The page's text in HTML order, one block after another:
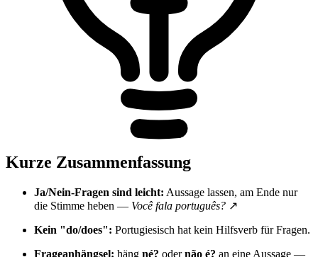
Kurze Zusammenfassung
Ja/Nein-Fragen sind leicht: Aussage lassen, am Ende nur
die Stimme heben — Você fala português? ↗
Kein "do/does": Portugiesisch hat kein Hilfsverb für Fragen.
Frageanhängsel: häng né? odernão é? an eine Aussage —